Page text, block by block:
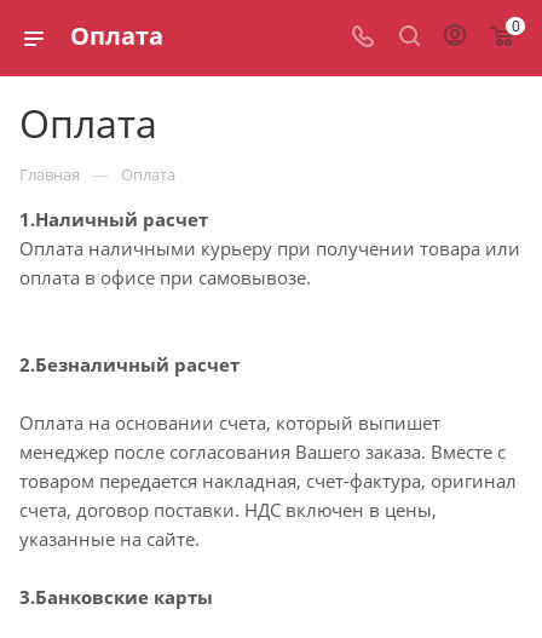
Оплата 0
Оплата
Главная — Оплата
1.Наличный расчет
Оплата наличными курьеру при получении товара или
оплата в офисе при самовывозе.
2.Безналичный расчет
Оплата на основании счета, который выпишет
менеджер после согласования Вашего заказа. Вместе с
товаром передается накладная, счет-фактура, оригинал
счета, договор поставки. НДС включен в цены,
указанные на сайте.
3.Банковские карты